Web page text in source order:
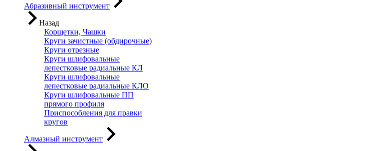
Абразивный инструмент
Назад
Корщетки, Чашки
Круги зачистные (обдирочные)
Круги отрезные
Круги шлифовальные
лепестковые радиальные КЛ
Круги шлифовальные
лепестковые радиальные КЛО
Круги шлифовальные ПП
прямого профиля
Приспособления для правки
кругов
Алмазный инструмент